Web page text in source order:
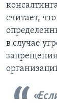
считает,
в случае